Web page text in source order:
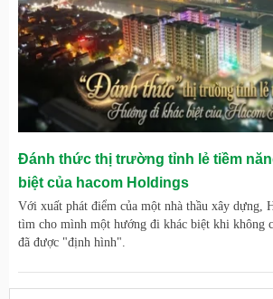
Đánh thức thị trường tỉnh lẻ tiềm
biệt của hacom Holdings
Với xuất phát điểm của một nhà thầu xây dựng,
tìm cho mình một hướng đi khác biệt khi không
đã được "định hình".